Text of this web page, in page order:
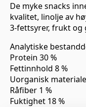
De myke snacks
kvalitet, linolje av
3-fettsyrer, frukt og
Analytiske
Protein 30 %
Fettinnhold 8 %
Uorganisk
Råfiber 1 %
Fuktighet 18 %